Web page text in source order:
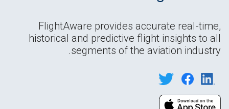
FlightAware provides accurate real-time,
historical and predictive flight insights to all
segments of the aviation industry.